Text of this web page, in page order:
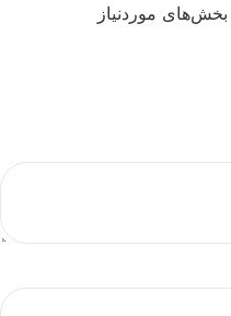
بخش‌های موردنیاز